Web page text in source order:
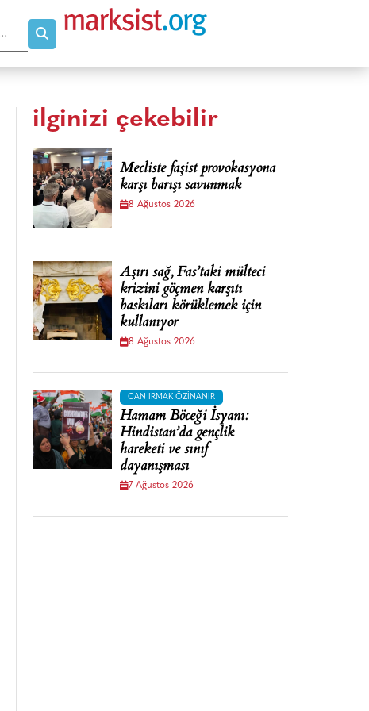
ilginizi çekebilir
Mecliste faşist provokasyona
karşı barışı savunmak
8 Ağustos 2026
Aşırı sağ, Fas’taki mülteci
krizini göçmen karşıtı
baskıları körüklemek için
kullanıyor
8 Ağustos 2026
CAN IRMAK ÖZINANIR
Hamam Böceği İsyanı:
Hindistan’da gençlik
hareketi ve sınıf
dayanışması
7 Ağustos 2026